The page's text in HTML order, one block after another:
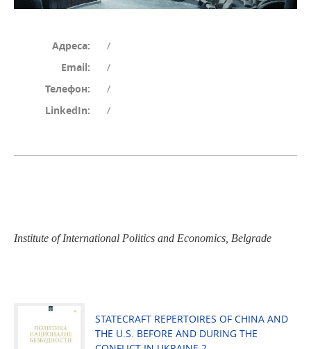
Адреса:
/
Email:
/
Телефон:
/
LinkedIn:
/
Institute of International Politics and Economics, Belgrade
STATECRAFT REPERTOIRES OF CHINA AND
THE U.S. BEFORE AND DURING THE